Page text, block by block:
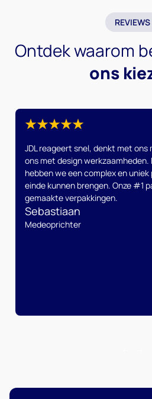
REVIEWS
Ontdek waarom
ons
JDL reageert snel, denkt met
ons met design werkzaamheden.
hebben we een complex en
einde kunnen brengen. Onze #1
gemaakte verpakkingen.
Sebastiaan
Medeoprichter